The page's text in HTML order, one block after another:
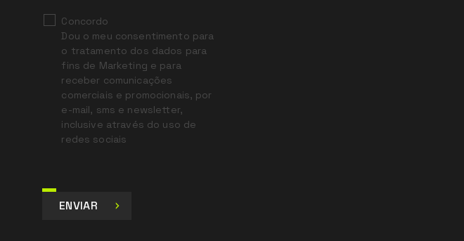
Concordo
Dou o meu consentimento para
o tratamento dos dados para
fins de Marketing e para
receber comunicações
comerciais e promocionais, por
e-mail, sms e newsletter,
inclusive através do uso de
redes sociais
ENVIAR